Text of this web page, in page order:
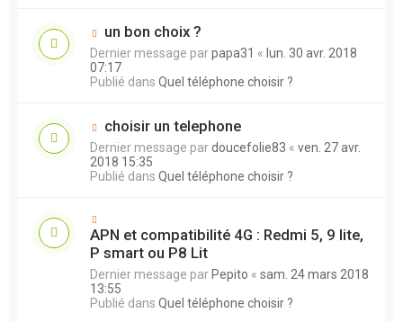
un bon choix ?
Dernier message parpapa31 « lun. 30 avr. 2018
07:17
Publié dans Quel téléphone choisir ?
choisir un telephone
Dernier message pardoucefolie83 « ven. 27 avr.
2018 15:35
Publié dans Quel téléphone choisir ?
APN et compatibilité 4G : Redmi 5, 9 lite,
P smart ou P8 Lit
Dernier message parPepito « sam. 24 mars 2018
13:55
Publié dans Quel téléphone choisir ?